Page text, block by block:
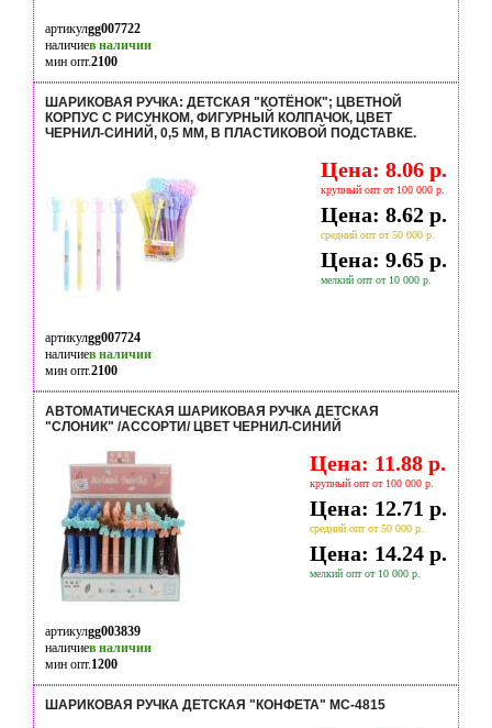
артикулgg007722
наличиев наличии
мин опт.2100
ШАРИКОВАЯ РУЧКА: ДЕТСКАЯ "КОТЁНОК"; ЦВЕТНОЙ
КОРПУС С РИСУНКОМ, ФИГУРНЫЙ КОЛПАЧОК, ЦВЕТ
ЧЕРНИЛ-СИНИЙ, 0,5 MM, В ПЛАСТИКОВОЙ ПОДСТАВКЕ.
Цена: 8.06 р.
крупный опт от 100 000 р.
Цена: 8.62 р.
средний опт от 50 000 р.
Цена: 9.65 р.
мелкий опт от 10 000 р.
артикулgg007724
наличиев наличии
мин опт.2100
АВТОМАТИЧЕСКАЯ ШАРИКОВАЯ РУЧКА ДЕТСКАЯ
"СЛОНИК" /АССОРТИ/ ЦВЕТ ЧЕРНИЛ-СИНИЙ
Цена: 11.88 р.
крупный опт от 100 000 р.
Цена: 12.71 р.
средний опт от 50 000 р.
Цена: 14.24 р.
мелкий опт от 10 000 р.
артикулgg003839
наличиев наличии
мин опт.1200
ШАРИКОВАЯ РУЧКА ДЕТСКАЯ "КОНФЕТА" МС-4815